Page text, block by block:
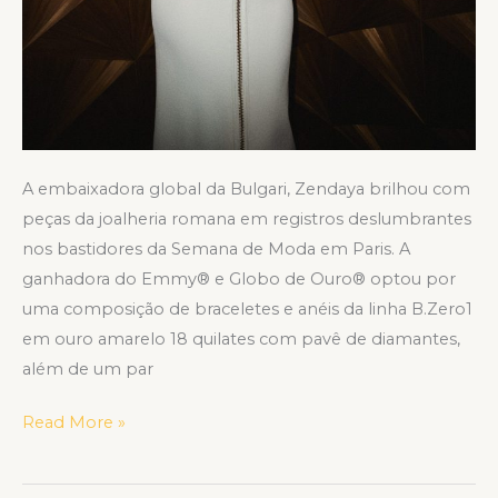
A embaixadora global da Bulgari, Zendaya brilhou com
peças da joalheria romana em registros deslumbrantes
nos bastidores da Semana de Moda em Paris. A
ganhadora do Emmy® e Globo de Ouro® optou por
uma composição de braceletes e anéis da linha B.Zero1
em ouro amarelo 18 quilates com pavê de diamantes,
além de um par
Read More »